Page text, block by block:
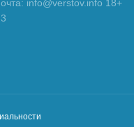
info@verstov.info 18+